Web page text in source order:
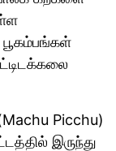
Picchu)
இருந்து